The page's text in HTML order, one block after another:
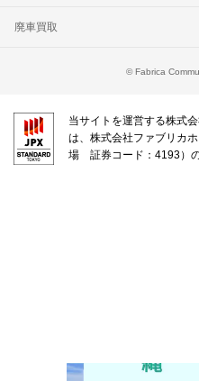
廃車買取
© Fabrica
当サイトを運営する株式
は、株式会社ファブリカ
場 証券コード：4193）の